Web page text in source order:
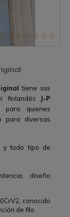
tiene sus
finlandés
J-P
para quienes
para diversas
y todo tipo de
diseño
conocido
de filo.